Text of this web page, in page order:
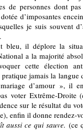
de personnes dont
d’imposantes
je suis souvent
bleu, il déplore la
a la majorité
cette élection
jamais la
d’amour », il
voter Extrême-Droite
sur le résultat du
enfin il donne
aussi ce qui sauve. (ce